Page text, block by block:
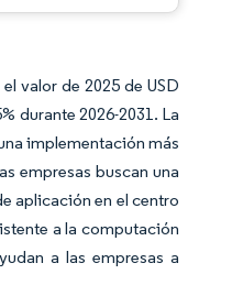
valor de 2025 de USD
durante 2026-2031. La
implementación más
empresas buscan una
aplicación en el centro
a la computación
a las empresas a